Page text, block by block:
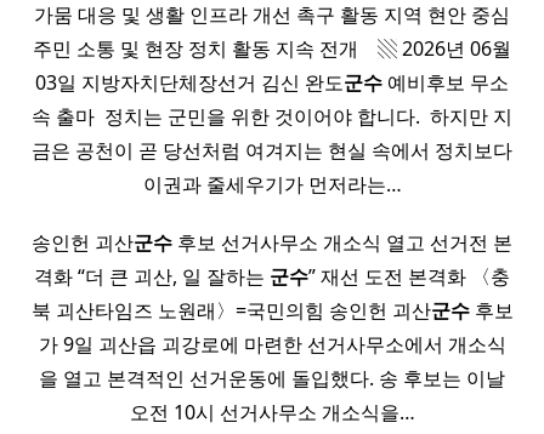
가뭄 대응 및 생활 인프라 개선 촉구 활동 지역 현안 중심
주민 소통 및 현장 정치 활동 지속 전개 ​ ​ ​ ▧ 2026년 06월
03일 지방자치단체장선거 김신 완도군수 예비후보 무소
속 출마 ​ 정치는 군민을 위한 것이어야 합니다. ​ 하지만 지
금은 공천이 곧 당선처럼 여겨지는 현실 속에서 정치보다
이권과 줄세우기가 먼저라는…
송인헌 괴산군수 후보 선거사무소 개소식 열고 선거전 본
격화 “더 큰 괴산, 일 잘하는 군수” 재선 도전 본격화 〈충
북 괴산타임즈 노원래〉=국민의힘 송인헌 괴산군수후보
가 9일 괴산읍 괴강로에 마련한 선거사무소에서 개소식
을 열고 본격적인 선거운동에 돌입했다. 송 후보는 이날
오전 10시 선거사무소 개소식을…